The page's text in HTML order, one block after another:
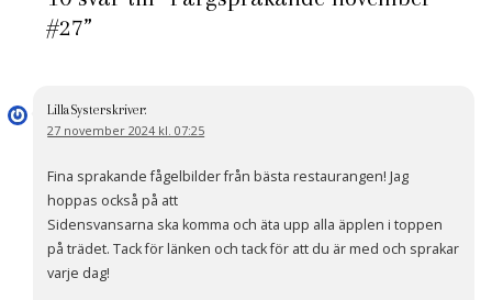
#27”
LillaSysterskriver:
27 november 2024 kl. 07:25
Fina sprakande fågelbilder från bästa restaurangen! Jag
hoppas också på att
Sidensvansarna ska komma och äta upp alla äpplen i toppen
på trädet. Tack för länken och tack för att du är med och sprakar
varje dag!